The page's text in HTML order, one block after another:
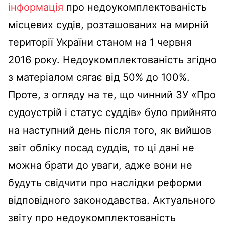
інформація про недоукомплектованість
місцевих судів, розташованих на мирній
території України станом на 1 червня
2016 року. Недоукомплектованість згідно
з матеріалом сягає від 50% до 100%.
Проте, з огляду на те, що чинний ЗУ «Про
судоустрій і статус суддів» було прийнято
на наступний день після того, як вийшов
звіт обліку посад суддів, то ці дані не
можна брати до уваги, адже вони не
будуть свідчити про наслідки реформи
відповідного законодавства. Актуального
звіту про недоукомплектованість